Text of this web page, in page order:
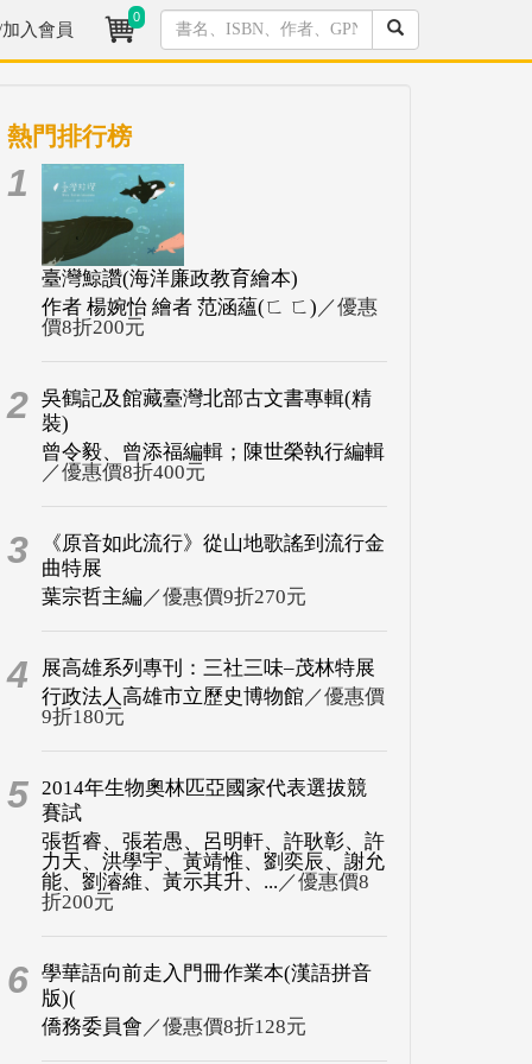
入會員
0
熱門排行榜
1
臺灣鯨讚(海洋廉政教育繪本)
作者 楊婉怡 繪者 范涵蘊(ㄈ ㄈ) ／優惠
價8折200元
2 吳鶴記及館藏臺灣北部古文書專輯(精
裝)
曾令毅、曾添福編輯；陳世榮執行編輯
／優惠價8折400元
3
《原音如此流行》從山地歌謠到流行金
曲特展
葉宗哲主編 ／優惠價9折270元
4
展高雄系列專刊：三社三味–茂林特展
行政法人高雄市立歷史博物館／優惠價
9折180元
5 2014年生物奧林匹亞國家代表選拔競
賽試
張哲睿、張若愚、呂明軒、許耿彰、許
力天、洪學宇、黃靖惟、劉奕辰、謝允
能、劉濬維、黃示其升、... ／優惠價8
折200元
6 學華語向前走入門冊作業本(漢語拼音
版)(
僑務委員會 ／優惠價8折128元